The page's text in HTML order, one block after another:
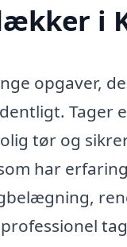
i
opgaver,
Tager
tør og
har